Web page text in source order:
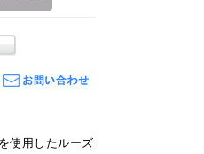
使用したルーズ